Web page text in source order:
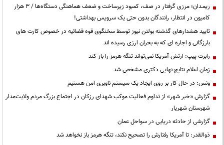
ریمـدان؛ مرزی گرفتار در صف، کمبود زیرساخت و ضعف هماهنگی دستگاه‌ها / ۳ هزار
کامیون در انتظار، رانندگان بدون حتی یک سرویس بهداشتی!
تایید هشدارهای گذشته بولتن نیوز توسط سخنگوی قوه قضائیه در خصوص کارت های
بارزگانی و اجاره ای که به بحران ارزی رسیده اند
رابرت پیپ: ارتش آمریکا نمی‌تواند تنگه هرمز را باز کند
زمان اعلام نتایج نهایی دکتری مشخص شد
ونس: در حال کار بر روی ایجاد یک سیستم ناوبری امن هستیم
گزارش «خبر شهر» از تداوم فعالیت موکب شهدای رزکان در اجتماع بزرگ مردم ولایت‌مدار
شهرستان شهریار
گزارشی از حادثه دریایی در سواحل عمان
ذوالقدر: تا آمریکا رفتارش را تصحیح نکند، تنگه هرمز باز نخواهد شد